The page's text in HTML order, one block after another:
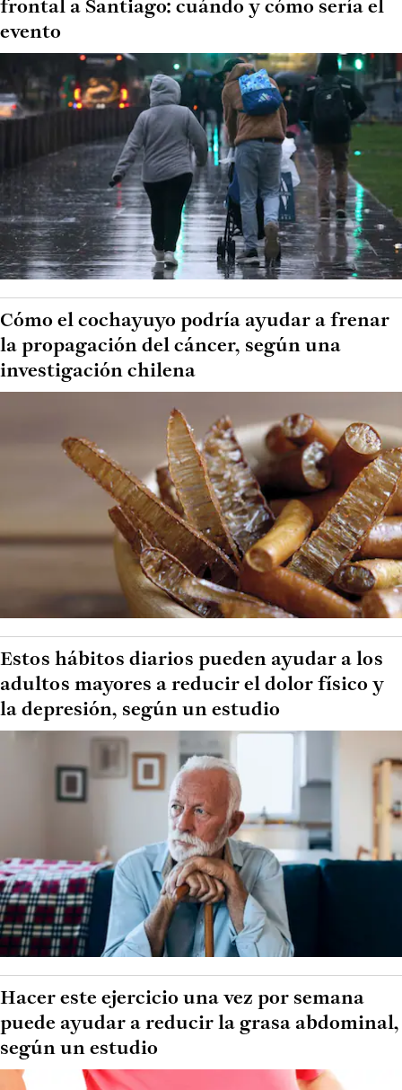
frontal a Santiago: cuándo y cómo sería el
evento
Cómo el cochayuyo podría ayudar a frenar
la propagación del cáncer, según una
investigación chilena
Estos hábitos diarios pueden ayudar a los
adultos mayores a reducir el dolor físico y
la depresión, según un estudio
Hacer este ejercicio una vez por semana
puede ayudar a reducir la grasa abdominal,
según un estudio